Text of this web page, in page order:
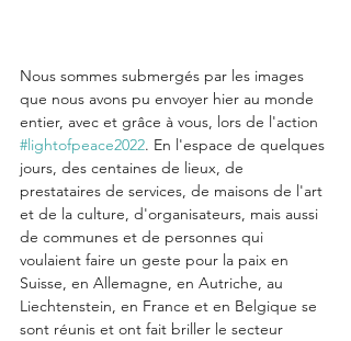
Nous sommes submergés par les images
que nous avons pu envoyer hier au monde
entier, avec et grâce à vous, lors de l'action
#lightofpeace2022. En l'espace de quelques
jours, des centaines de lieux, de
prestataires de services, de maisons de l'art
et de la culture, d'organisateurs, mais aussi
de communes et de personnes qui
voulaient faire un geste pour la paix en
Suisse, en Allemagne, en Autriche, au
Liechtenstein, en France et en Belgique se
sont réunis et ont fait briller le secteur